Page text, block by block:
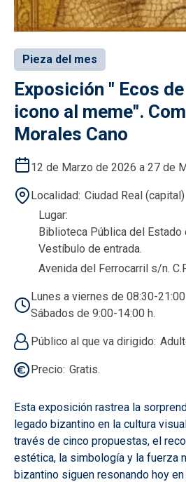
Pieza del mes
Exposición " Ecos
icono al meme".
Morales Cano
12 de Marzo de 2026 a 27 de
Localidad Ciudad Real (capital)
Lugar
Biblioteca Pública del Estado
Vestíbulo de entrada.
Avenida del Ferrocarril s/n.
Lunes a viernes de 08:30-21:00
Sábados de 9:00-14:00 h.
Público al que va dirigido
Precio Gratis.
Esta exposición rastrea la
legado bizantino en la cultura
través de cinco propuestas, el
estética, la simbología y la fuerza
bizantino siguen resonando hoy